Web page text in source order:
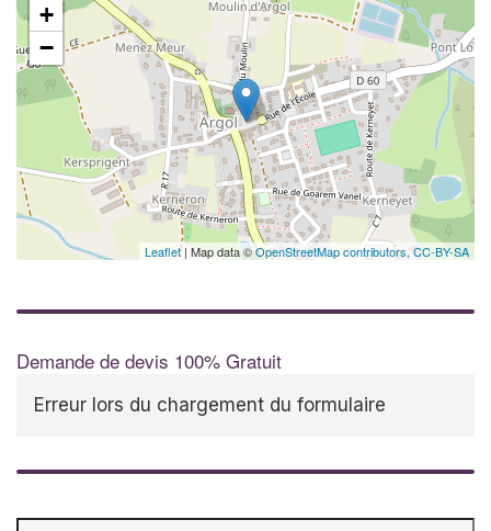
+
−
Leaflet| Map data ©OpenStreetMap contributors, CC-BY-SA
Demande de devis 100% Gratuit
Erreur lors du chargement du formulaire